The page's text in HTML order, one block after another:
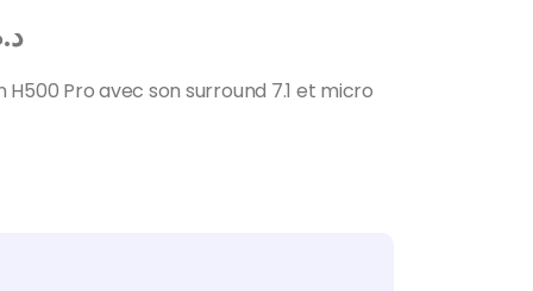
H500 Pro avec son surround 7.1 et micro